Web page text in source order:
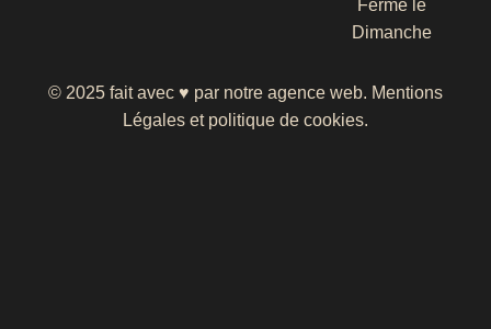
Fermé le
Dimanche
© 2025 fait avec ♥ par notre agence web. Mentions
Légales et politique de cookies.